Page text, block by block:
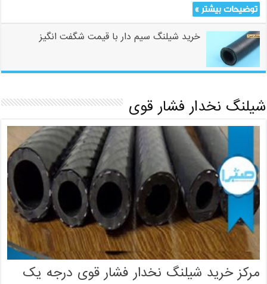
توضیحات بیشتر »
خرید شیلنگ سیم دار با قیمت شگفت انگیز
شیلنگ نخدار فشار قوی
مرکز خرید شیلنگ نخدار فشار قوی درجه یک